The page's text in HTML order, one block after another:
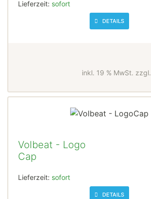
Lieferzeit: sofort
DETAILS
inkl. 19 % MwSt. zzgl.
Volbeat - Logo
Cap
Lieferzeit: sofort
DETAILS